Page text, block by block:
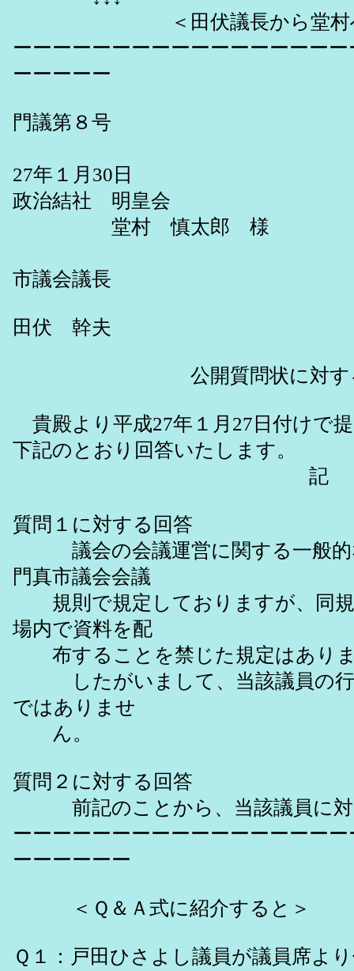
＜田伏議長から堂村への
ーーーーーーーーーーーーーーーー
ーーーーー
門議第８号
27年１月30日
政治結社 明皇会
堂村 慎太郎 様
市議会議長
田伏 幹夫
公開質問状に対する回
貴殿より平成27年１月27日付けで
下記のとおり回答いたします。
記
質問１に対する回答
議会の会議運営に関する一般的
門真市議会会議
規則で規定しておりますが、同規
場内で資料を配
布することを禁じた規定はあり
したがいまして、当該議員の行
ではありませ
ん。
質問２に対する回答
前記のことから、当該議員に対
ーーーーーーーーーーーーーーーー
ーーーーーー
＜Ｑ＆Ａ式に紹介すると＞
Ｑ１：戸田ひさよし議員が議員席よ